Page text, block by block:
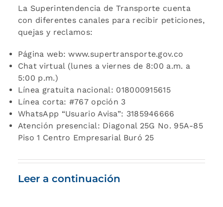
La Superintendencia de Transporte cuenta
con diferentes canales para recibir peticiones,
quejas y reclamos:
Página web: www.supertransporte.gov.co
Chat virtual (lunes a viernes de 8:00 a.m. a
5:00 p.m.)
Línea gratuita nacional: 018000915615
Línea corta: #767 opción 3
WhatsApp “Usuario Avisa”: 3185946666
Atención presencial: Diagonal 25G No. 95A-85
Piso 1 Centro Empresarial Buró 25
Leer a continuación